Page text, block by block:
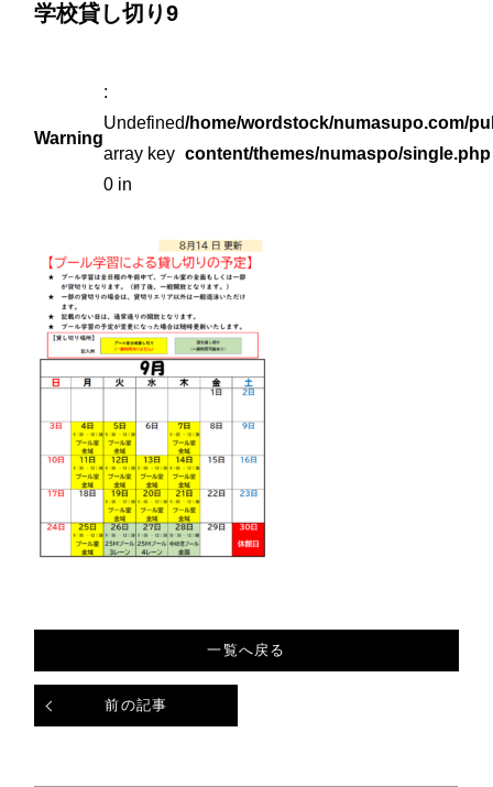
学校貸し切り9
Warning
:
Undefined
array key
0 in
/home/wordstock/numasupo.com/
content/themes/numaspo/single.php
前の記事
一覧へ戻る